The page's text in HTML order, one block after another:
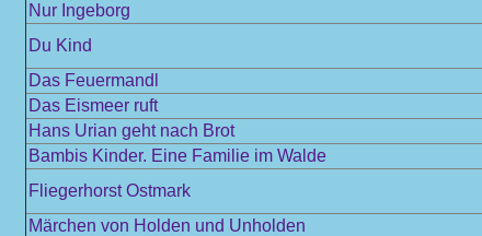
Nur Ingeborg
Du Kind
Das Feuermandl
Das Eismeer ruft
Hans Urian geht nach Brot
Bambis Kinder. Eine Familie im Walde
Fliegerhorst Ostmark
Märchen von Holden und Unholden